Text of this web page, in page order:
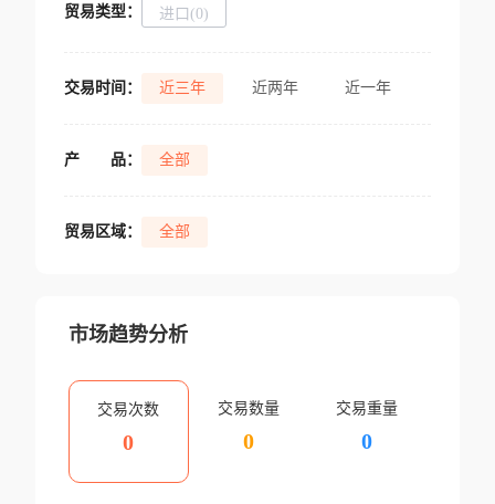
贸易类型： 进口(0)
交易时间： 近三年 近两年 近一年
产 品： 全部
贸易区域： 全部
市场趋势分析
交易次数
0
交易数量
0
交易重量
0